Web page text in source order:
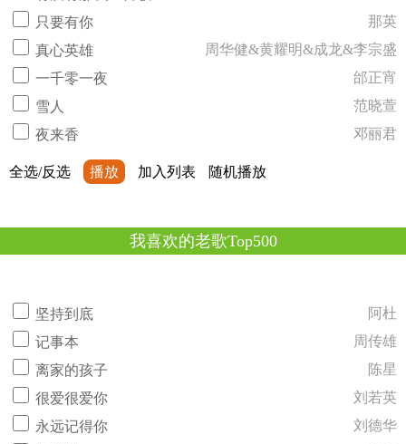
只要有你
那英
真心英雄
周华健&黄耀明&成龙&李宗盛
一千零一夜
邰正宵
雪人
范晓萱
夜来香
邓丽君
全选/反选 播放 加入列表 随机播放
我喜欢的老歌Top500
坚持到底
阿杜
记事本
周传雄
离家的孩子
陈星
很爱很爱你
刘若英
永远记得你
刘德华